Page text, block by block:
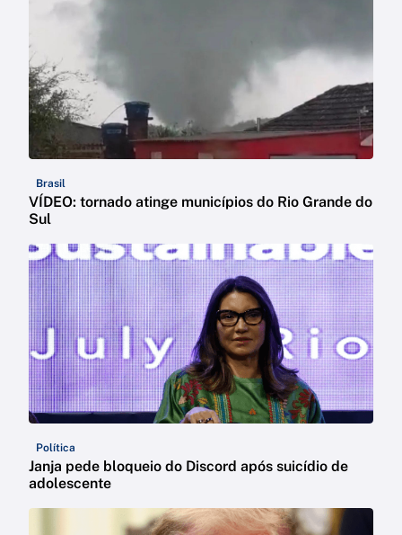
Brasil
VÍDEO: tornado atinge municípios do Rio Grande do
Sul
Política
Janja pede bloqueio do Discord após suicídio de
adolescente